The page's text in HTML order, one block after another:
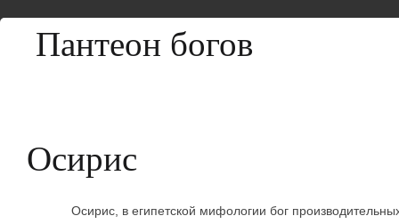
Пантеон богов
Осирис
Осирис, в египетской мифологии бог